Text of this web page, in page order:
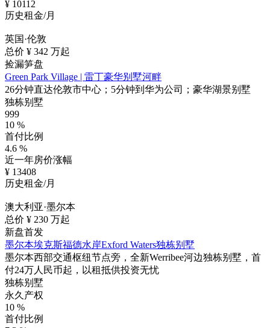
¥ 10112
历史租金/月
英国·伦敦
总价 ¥ 342 万起
捡漏笋盘
Green Park Village | 雷丁豪华别墅河畔
26分钟直达伦敦市中心；5分钟到华为公司；豪华湖景别墅
独栋别墅
999
10 %
首付比例
4.6 %
近一年房价涨幅
¥ 13408
历史租金/月
澳大利亚·墨尔本
总价 ¥ 230 万起
新盘首发
墨尔本埃克斯福德水岸Exford Waters独栋别墅
墨尔本西部交通枢纽节点旁，全新Werribee河边独栋别墅，首
付24万人民币起，以租抵供投资无忧
独栋别墅
永久产权
10 %
首付比例